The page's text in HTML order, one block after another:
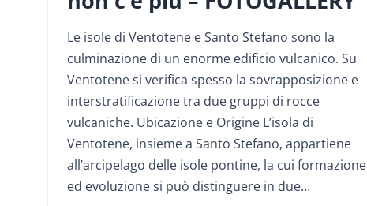
Le isole di Ventotene e Santo Stefano sono la
culminazione di un enorme edificio vulcanico. Su
Ventotene si verifica spesso la sovrapposizione e
interstratificazione tra due gruppi di rocce
vulcaniche. Ubicazione e Origine L’isola di
Ventotene, insieme a Santo Stefano, appartiene
all’arcipelago delle isole pontine, la cui formazione
ed evoluzione si può distinguere in due…